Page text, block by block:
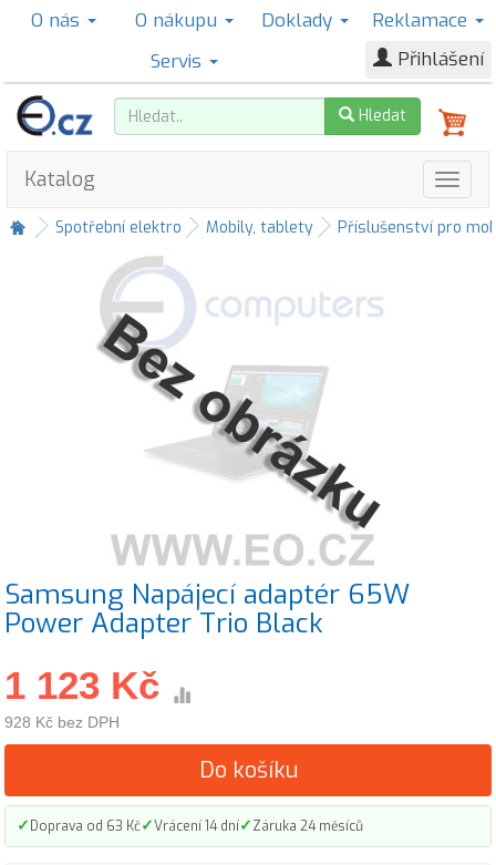
O nás O nákupu Doklady
Reklamace
Servis
Přihlášení
Hledat
Katalog
Spotřební elektro Mobily, tablety Příslušenství pro
Samsung Napájecí adaptér 65W
Power Adapter Trio Black
1 123 Kč
928 Kč bez DPH
Do košíku
✓Doprava od 63 Kč✓Vrácení 14 dní✓Záruka 24 měsíců